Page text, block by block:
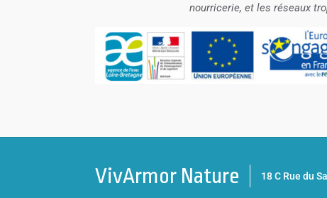
nourricerie, et les réseaux
VivArmor Nature 18 C Rue du